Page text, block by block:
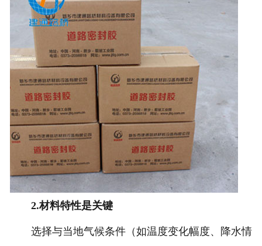
2.材料特性是关键
选择与当地气候条件（如温度变化幅度、降水情